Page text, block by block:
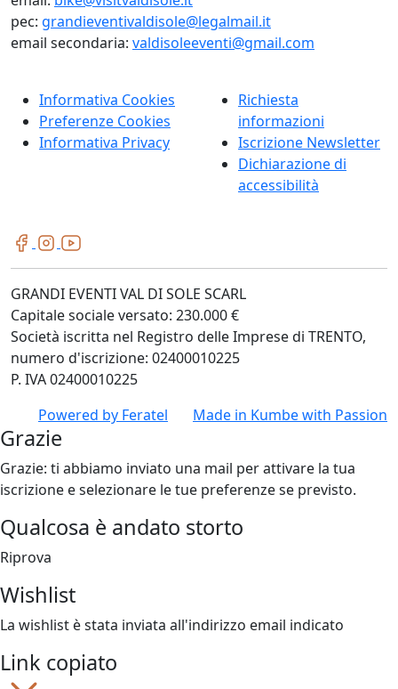
pec: grandieventivaldisole@legalmail.it
email secondaria: valdisoleeventi@gmail.com
Informativa Cookies
Preferenze Cookies
Informativa Privacy
Richiesta
informazioni
Iscrizione Newsletter
Dichiarazione di
accessibilità
GRANDI EVENTI VAL DI SOLE SCARL
Capitale sociale versato: 230.000 €
Società iscritta nel Registro delle Imprese di TRENTO,
numero d'iscrizione: 02400010225
P. IVA 02400010225
Powered by Feratel Made in Kumbewith Passion
Grazie
Grazie: ti abbiamo inviato una mail per attivare la tua
iscrizione e selezionare le tue preferenze se previsto.
Qualcosa è andato storto
Riprova
Wishlist
La wishlist è stata inviata all'indirizzo email indicato
Link copiato